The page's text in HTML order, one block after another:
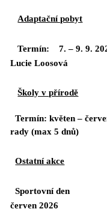
Adaptační pobyt
Termín: 7. – 9.
Lucie Loosová
Školy v přírodě
Termín: květen –
rady (max 5 dnů)
Ostatní akce
červen 2026